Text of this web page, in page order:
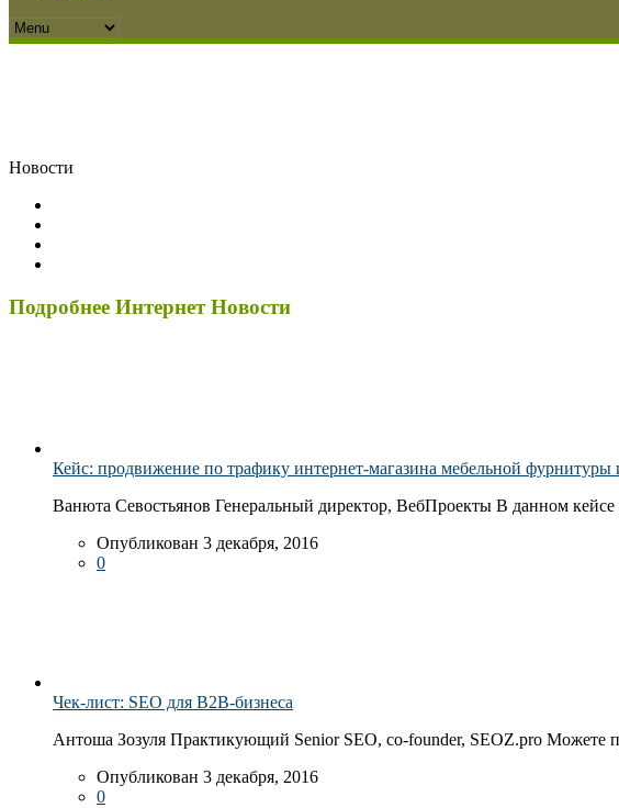
Новости
Подробнее Интернет Новости
Кейс: продвижение по трафику интернет-магазина мебельной фурнитуры
Ванюта Севостьянов Генеральный директор, ВебПроекты В данном
Опубликован 3 декабря, 2016
0
Чек-лист: SEO для B2B-бизнеса
Антоша Зозуля Практикующий Senior SEO, co-founder, SEOZ.pro Можете
Опубликован 3 декабря, 2016
0